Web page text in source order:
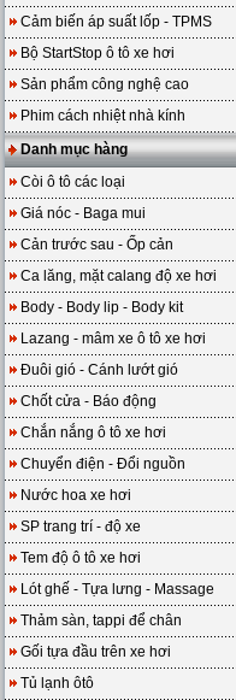
Cảm biến áp suất lốp - TPMS
Bộ StartStop ô tô xe hơi
Sản phẩm công nghệ cao
Phim cách nhiệt nhà kính
Danh mục hàng
Còi ô tô các loại
Giá nóc - Baga mui
Cản trước sau - Ốp cản
Ca lăng, mặt calang độ xe hơi
Body - Body lip - Body kit
Lazang - mâm xe ô tô xe hơi
Đuôi gió - Cánh lướt gió
Chốt cửa - Báo động
Chắn nắng ô tô xe hơi
Chuyển điện - Đổi nguồn
Nước hoa xe hơi
SP trang trí - độ xe
Tem độ ô tô xe hơi
Lót ghế - Tựa lưng - Massage
Thảm sàn, tappi để chân
Gối tựa đầu trên xe hơi
Tủ lạnh ôtô